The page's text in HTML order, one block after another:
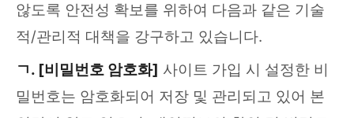
않도록 안전성 확보를 위하여 다음과 같은 기술
적/관리적 대책을 강구하고 있습니다.
ㄱ. [비밀번호 암호화] 사이트 가입 시 설정한 비
밀번호는 암호화되어 저장 및 관리되고 있어 본